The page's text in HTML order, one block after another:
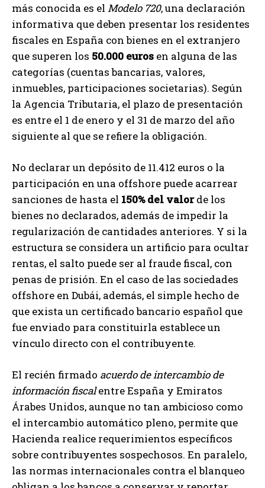
más conocida es el Modelo 720, una declaración
informativa que deben presentar los residentes
fiscales en España con bienes en el extranjero
que superen los 50.000 euros en alguna de las
categorías (cuentas bancarias, valores,
inmuebles, participaciones societarias). Según
la Agencia Tributaria, el plazo de presentación
es entre el 1 de enero y el 31 de marzo del año
siguiente al que se refiere la obligación.
No declarar un depósito de 11.412 euros o la
participación en una offshore puede acarrear
sanciones de hasta el 150% del valorde los
bienes no declarados, además de impedir la
regularización de cantidades anteriores. Y si la
estructura se considera un artificio para ocultar
rentas, el salto puede ser al fraude fiscal, con
penas de prisión. En el caso de las sociedades
offshore en Dubái, además, el simple hecho de
que exista un certificado bancario español que
fue enviado para constituirla establece un
vínculo directo con el contribuyente.
El recién firmado acuerdo de intercambio de
información fiscalentre España y Emiratos
Árabes Unidos, aunque no tan ambicioso como
el intercambio automático pleno, permite que
Hacienda realice requerimientos específicos
sobre contribuyentes sospechosos. En paralelo,
las normas internacionales contra el blanqueo